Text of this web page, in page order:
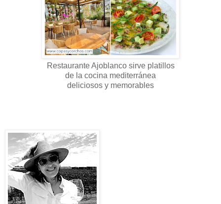
Restaurante Ajoblanco sirve platillos
de la cocina mediterránea
deliciosos y memorables